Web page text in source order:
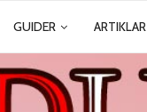
GUIDER ARTIKLAR